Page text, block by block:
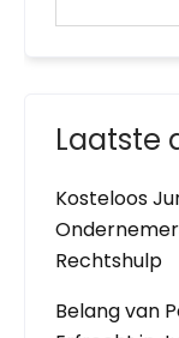
Laatste
Kosteloos
Rechtshulp
Belang van